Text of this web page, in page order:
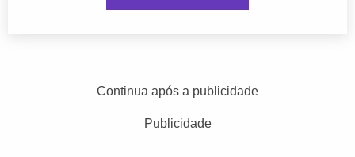
Continua após a publicidade
Publicidade